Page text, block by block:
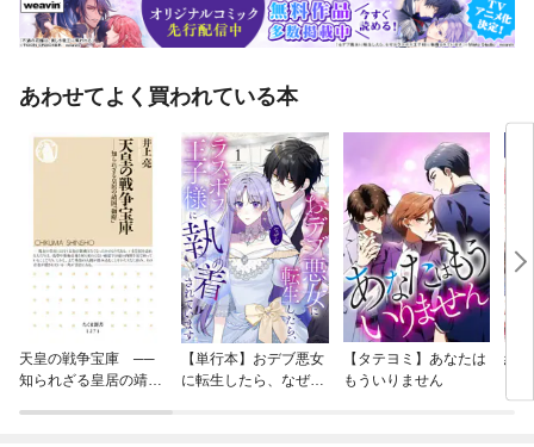
あわせてよく買われている本
天皇の戦争宝庫 ──
知られざる皇居の靖国
【単行本】おデブ悪女
に転生したら、なぜか
【タテヨミ】あなたは
もういりません
結